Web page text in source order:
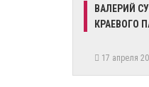
​ВАЛЕРИЙ
КРАЕВОГО
17 апреля